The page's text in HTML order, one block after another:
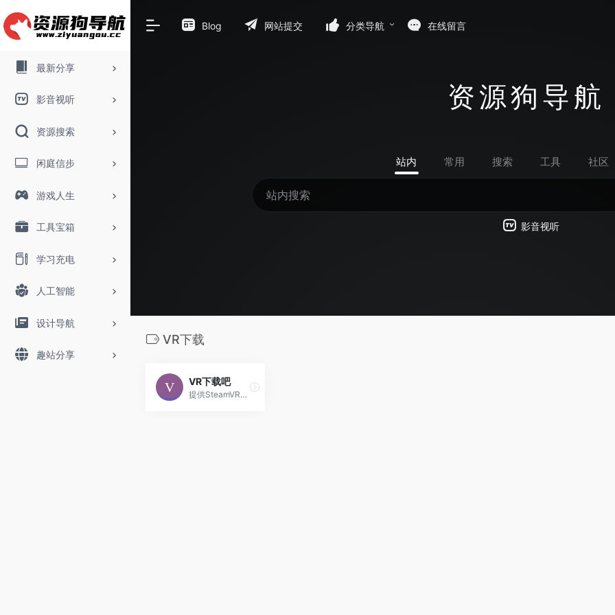
最新分享
影音视听
资源搜索
闲庭信步
游戏人生
工具宝箱
学习充电
人工智能
设计导航
趣站分享
Blog 网站提交 分类导航 在线留言
资源狗导航
站内 常用 搜索 工具 社区
影音视听
VR下载
VR下载吧
提供SteamVR游戏，PicoNeo游...